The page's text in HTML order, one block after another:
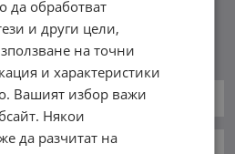
обяви
и Джипове
да обработват
и други цели,
на точни
и характеристики
Вашият избор важи
Някои
да разчитат на